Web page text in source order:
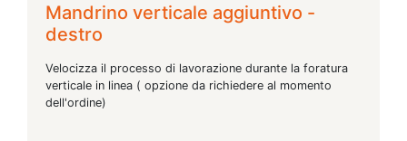
Mandrino verticale aggiuntivo -
destro
Velocizza il processo di lavorazione durante la foratura
verticale in linea ( opzione da richiedere al momento
dell'ordine)